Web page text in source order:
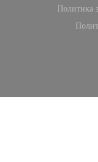
Политика